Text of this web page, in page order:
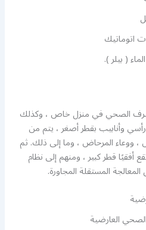
اتوماتيك
( بيلر ).
الصحي في منزل خاص ، وكذلك
وأنابيب بقطر أصغر ، يتم من
ووعاء المرحاض ، وما إلى ذلك. ثم
أفقيًا قطر كبير ، ومنهم إلى نظام
المستقلة المجاورة.
العارضية